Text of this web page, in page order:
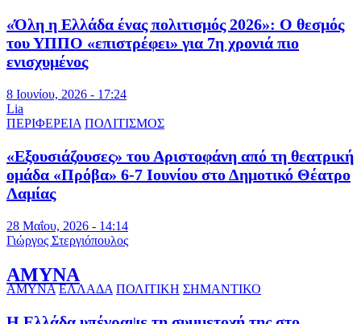
«Όλη η Ελλάδα ένας πολιτισμός 2026»: Ο θεσμός
του ΥΠΠΟ «επιστρέφει» για 7η χρονιά πιο
ενισχυμένος
8 Ιουνίου, 2026 - 17:24
Lia
ΠΕΡΙΦΕΡΕΙΑ ΠΟΛΙΤΙΣΜΟΣ
«Εξουσιάζουσες» του Αριστοφάνη από τη θεατρική
ομάδα «Πρόβα» 6-7 Ιουνίου στο Δημοτικό Θέατρο
Λαμίας
28 Μαΐου, 2026 - 14:14
Γιώργος Στεργιόπουλος
ΑΜΥΝΑ
ΑΜΥΝΑ ΕΛΛΑΔΑ ΠΟΛΙΤΙΚΗ ΣΗΜΑΝΤΙΚΟ